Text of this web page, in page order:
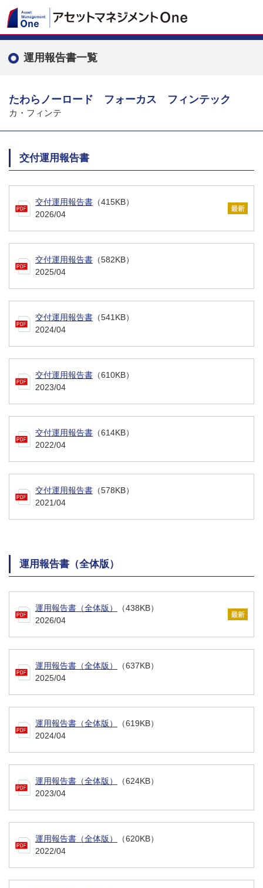
運用報告書一覧
たわらノーロード フォーカス フィンテック
カ・フィンテ
交付運用報告書
交付運用報告書 （415KB）
2026/04
交付運用報告書 （582KB）
2025/04
交付運用報告書 （541KB）
2024/04
交付運用報告書 （610KB）
2023/04
交付運用報告書 （614KB）
2022/04
交付運用報告書 （578KB）
2021/04
運用報告書（全体版）
運用報告書（全体版）
（438KB）
2026/04
運用報告書（全体版）
（637KB）
2025/04
運用報告書（全体版）
（619KB）
2024/04
運用報告書（全体版）
（624KB）
2023/04
運用報告書（全体版）
（620KB）
2022/04